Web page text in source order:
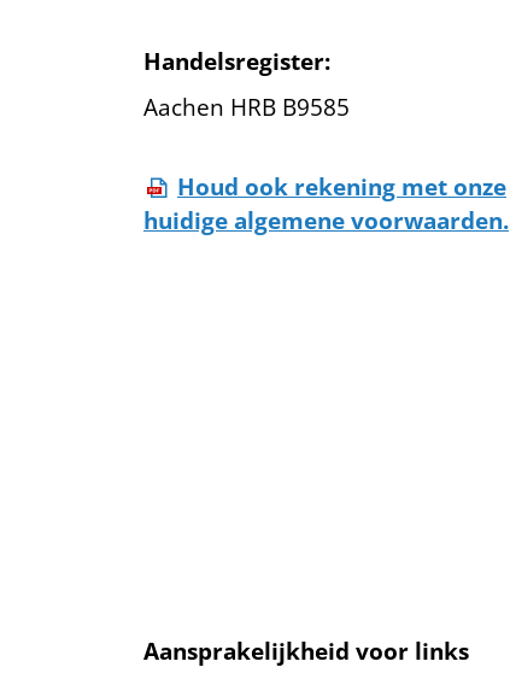
Handelsregister:
Aachen HRB B9585
Houd ook rekening met onze
huidige algemene voorwaarden.
Aansprakelijkheid voor links